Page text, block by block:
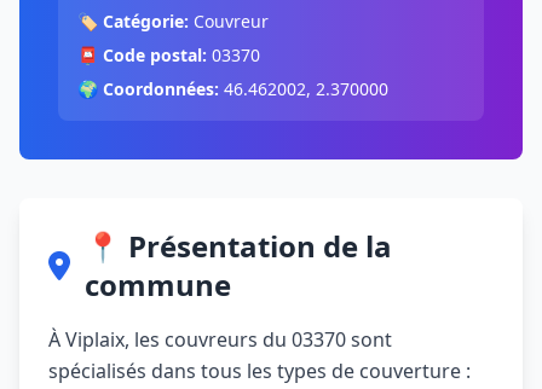
🏷️ Catégorie: Couvreur
📮 Code postal: 03370
🌍 Coordonnées: 46.462002, 2.370000
📍 Présentation de la
commune
À Viplaix, les couvreurs du 03370 sont
spécialisés dans tous les types de couverture :